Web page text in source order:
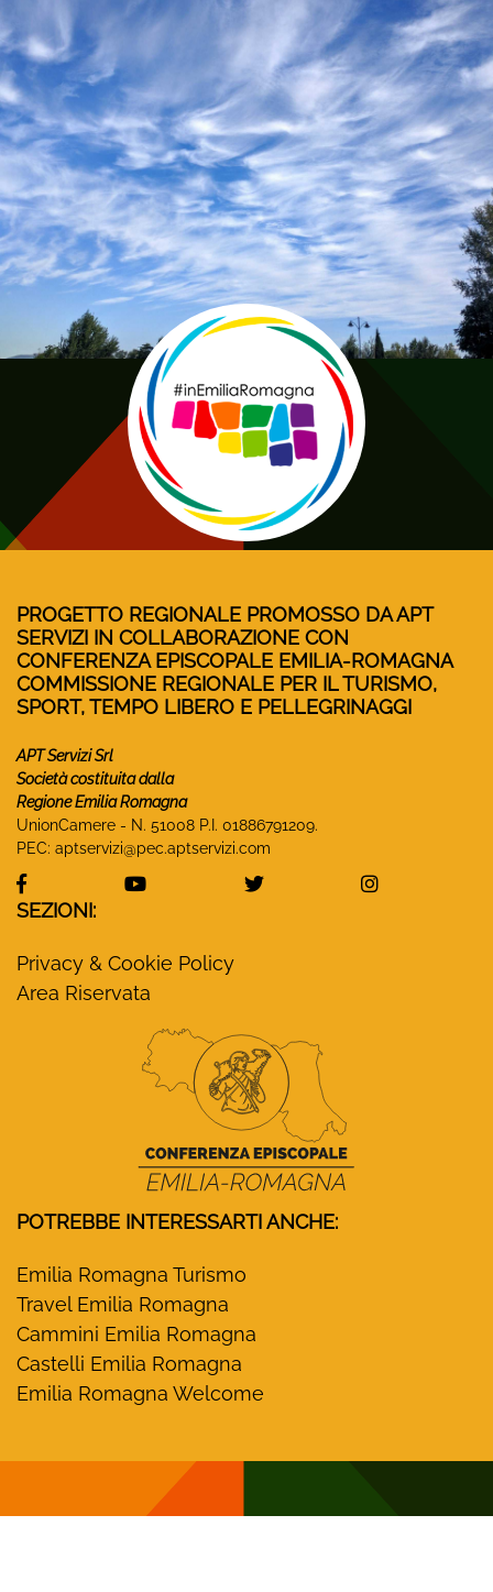
PROGETTO REGIONALE PROMOSSO DA APT
SERVIZI IN COLLABORAZIONE CON
CONFERENZA EPISCOPALE EMILIA-ROMAGNA
COMMISSIONE REGIONALE PER IL TURISMO,
SPORT, TEMPO LIBERO E PELLEGRINAGGI
APT Servizi Srl
Società costituita dalla
Regione Emilia Romagna
UnionCamere - N. 51008 P.I. 01886791209.
PEC: aptservizi@pec.aptservizi.com
visita la pagina Facebook di Monasteri Emilia-
visita la pagina YouTube di
visita la pagina Twitter
visita la
SEZIONI:
Privacy & Cookie Policy
Area Riservata
POTREBBE INTERESSARTI ANCHE:
Emilia Romagna Turismo
Travel Emilia Romagna
Cammini Emilia Romagna
Castelli Emilia Romagna
Emilia Romagna Welcome